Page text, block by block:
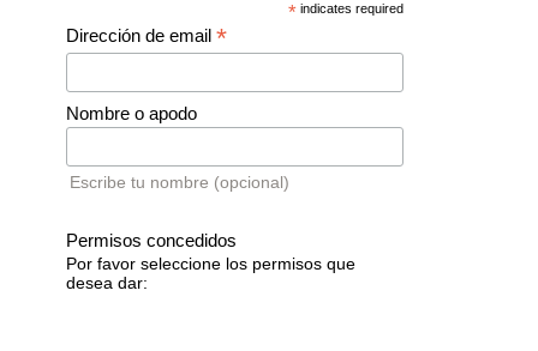
* indicates required
Dirección de email *
Nombre o apodo
Escribe tu nombre (opcional)
Permisos concedidos
Por favor seleccione los permisos que
desea dar: